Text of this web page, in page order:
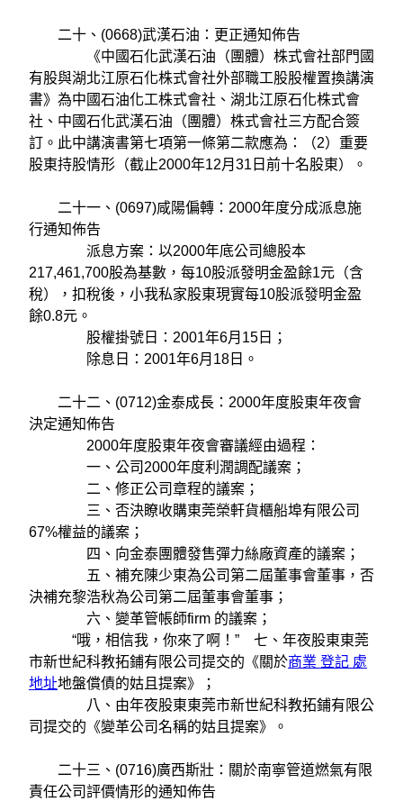
二十、(0668)武漢石油：更正通知佈告
《中國石化武漢石油（團體）株式會社部門國
有股與湖北江原石化株式會社外部職工股股權置換講演
書》為中國石油化工株式會社、湖北江原石化株式會
社、中國石化武漢石油（團體）株式會社三方配合簽
訂。此中講演書第七項第一條第二款應為：（2）重要
股東持股情形（截止2000年12月31日前十名股東）。
二十一、(0697)咸陽偏轉：2000年度分成派息施
行通知佈告
派息方案：以2000年底公司總股本
217,461,700股為基數，每10股派發明金盈餘1元（含
稅），扣稅後，小我私家股東現實每10股派發明金盈
餘0.8元。
股權掛號日：2001年6月15日；
除息日：2001年6月18日。
二十二、(0712)金泰成長：2000年度股東年夜會
決定通知佈告
2000年度股東年夜會審議經由過程：
一、公司2000年度利潤調配議案；
二、修正公司章程的議案；
三、否決瞭收購東莞榮軒貨櫃船埠有限公司
67%權益的議案；
四、向金泰團體發售彈力絲廠資產的議案；
五、補充陳少東為公司第二屆董事會董事，否
決補充黎浩秋為公司第二屆董事會董事；
六、變革管帳師firm 的議案；
“哦，相信我，你來了啊！” 七、年夜股東東莞
市新世紀科教拓鋪有限公司提交的《關於商業 登記 處
地址地盤償債的姑且提案》；
八、由年夜股東東莞市新世紀科教拓鋪有限公
司提交的《變革公司名稱的姑且提案》。
二十三、(0716)廣西斯壯：關於南寧管道燃氣有限
責任公司評價情形的通知佈告